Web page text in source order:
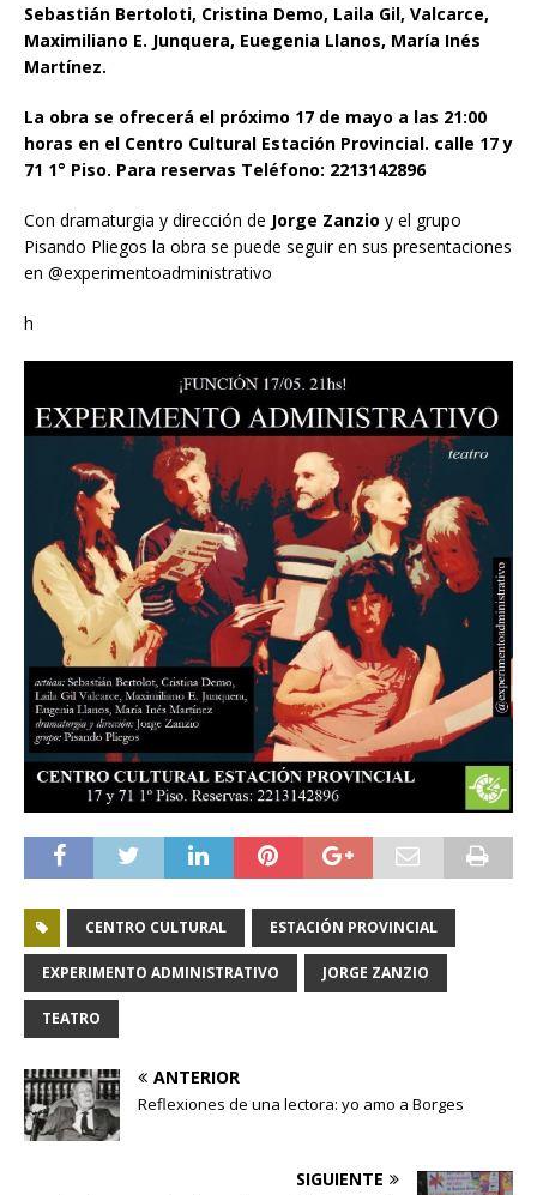
Sebastián Bertoloti, Cristina Demo, Laila Gil, Valcarce,
Maximiliano E. Junquera, Euegenia Llanos, María Inés
Martínez.
La obra se ofrecerá el próximo 17 de mayo a las 21:00
horas en el Centro Cultural Estación Provincial. calle 17 y
71 1° Piso. Para reservas Teléfono: 2213142896
Con dramaturgia y dirección de Jorge Zanzio y el grupo
Pisando Pliegos la obra se puede seguir en sus presentaciones
en @experimentoadministrativo
h
CENTRO CULTURAL ESTACIÓN PROVINCIAL
EXPERIMENTO ADMINISTRATIVO JORGE ZANZIO
TEATRO
ANTERIOR
Reflexiones de una lectora: yo amo a Borges
SIGUIENTE